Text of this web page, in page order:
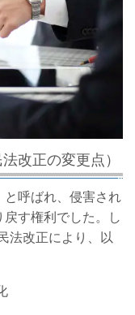
改正の変更点）
呼ばれ、侵害され
す権利でした。し
法改正により、以